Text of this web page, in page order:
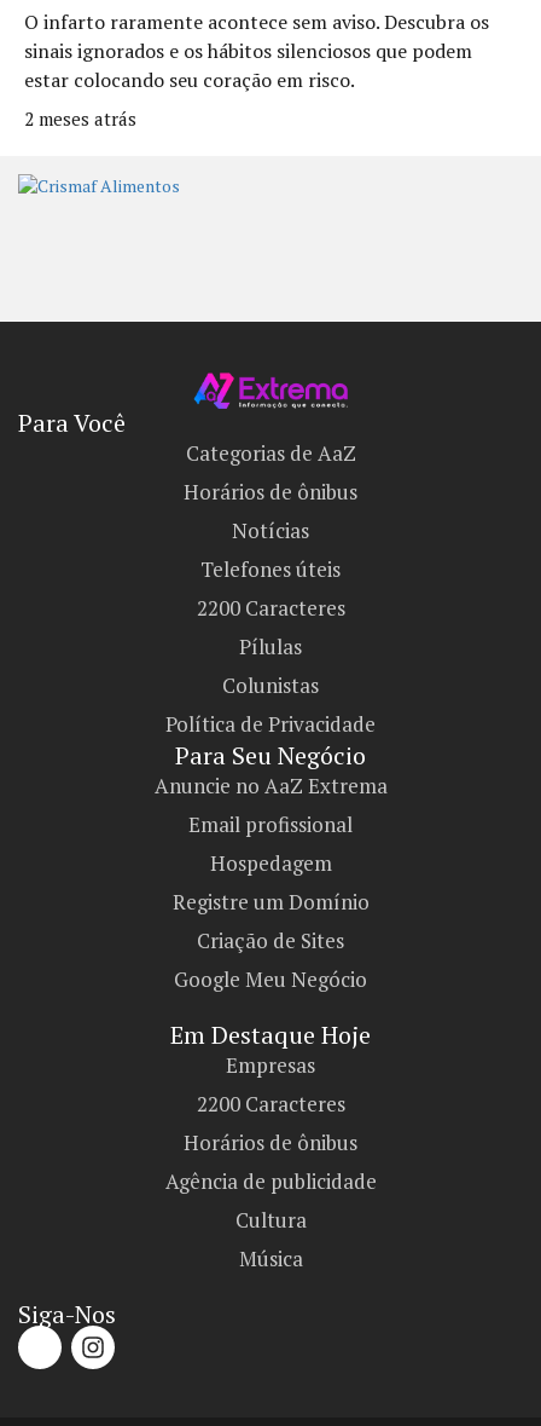
O infarto raramente acontece sem aviso. Descubra os
sinais ignorados e os hábitos silenciosos que podem
estar colocando seu coração em risco.
2 meses atrás
Para Você
Categorias de AaZ
Horários de ônibus
Notícias
Telefones úteis
2200 Caracteres
Pílulas
Colunistas
Política de Privacidade
Para Seu Negócio​
Anuncie no AaZ Extrema
Email profissional
Hospedagem
Registre um Domínio
Criação de Sites
Google Meu Negócio
Em Destaque Hoje
Empresas
2200 Caracteres
Horários de ônibus
Agência de publicidade
Cultura
Música
Siga-Nos